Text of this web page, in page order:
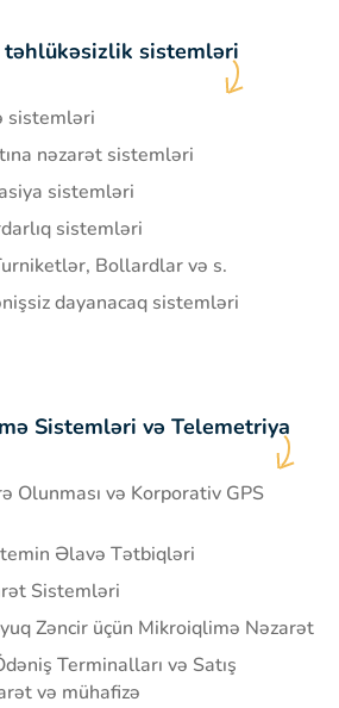
sistemləri
sistemləri
nəzarət sistemləri
sistemləri
sistemləri
Bollardlar və s.
dayanacaq sistemləri
Sistemləri və Telemetriya
Olunması və Korporativ GPS
Əlavə Tətbiqləri
Sistemləri
Zəncir üçün Mikroiqlimə Nəzarət
Terminalları və Satış
və mühafizə